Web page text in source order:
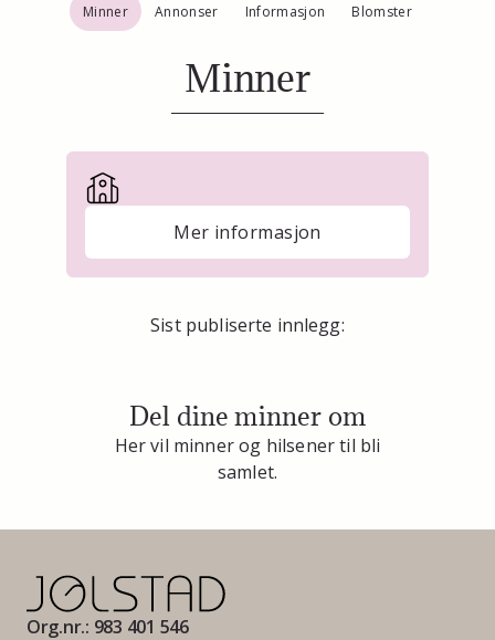
Minner Annonser Informasjon Blomster
Minner
Mer informasjon
Sist publiserte innlegg:
Del dine minner om
Her vil minner og hilsener til bli
samlet.
Org.nr.: 983 401 546